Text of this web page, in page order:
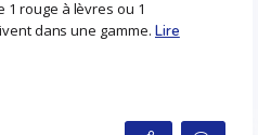
rouge à lèvres ou 1
dans une gamme. Lire